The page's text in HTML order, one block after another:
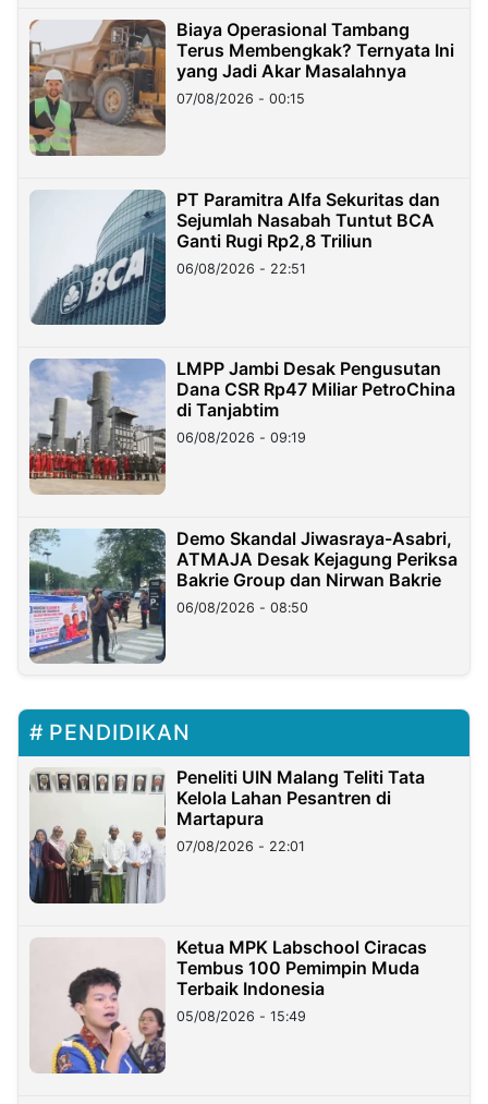
Biaya Operasional Tambang
Terus Membengkak? Ternyata Ini
yang Jadi Akar Masalahnya
07/08/2026 - 00:15
PT Paramitra Alfa Sekuritas dan
Sejumlah Nasabah Tuntut BCA
Ganti Rugi Rp2,8 Triliun
06/08/2026 - 22:51
LMPP Jambi Desak Pengusutan
Dana CSR Rp47 Miliar PetroChina
di Tanjabtim
06/08/2026 - 09:19
Demo Skandal Jiwasraya-Asabri,
ATMAJA Desak Kejagung Periksa
Bakrie Group dan Nirwan Bakrie
06/08/2026 - 08:50
PENDIDIKAN
Peneliti UIN Malang Teliti Tata
Kelola Lahan Pesantren di
Martapura
07/08/2026 - 22:01
Ketua MPK Labschool Ciracas
Tembus 100 Pemimpin Muda
Terbaik Indonesia
05/08/2026 - 15:49